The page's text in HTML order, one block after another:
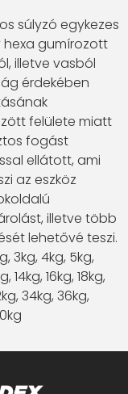
súlyzó egykezes
hexa gumírozott
illetve vasból
érdekében
felülete miatt
fogást
ellátott, ami
az eszköz
illetve több
lehetővé teszi.
3kg, 4kg, 5kg,
14kg, 16kg, 18kg,
34kg, 36kg,